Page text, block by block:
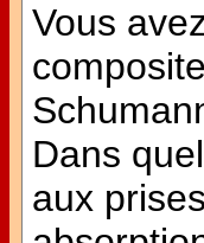
Vous
Dans
aux